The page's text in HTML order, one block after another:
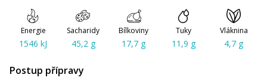
Energie
1546 kJ
Sacharidy
45,2 g
Bílkoviny
17,7 g
Tuky
11,9 g
Vláknina
4,7 g
Postup přípravy